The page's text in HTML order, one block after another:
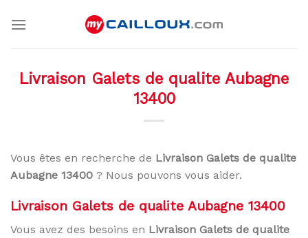
Livraison Galets de qualite Aubagne
13400
Vous êtes en recherche de Livraison Galets de qualite
Aubagne 13400 ? Nous pouvons vous aider.
Livraison Galets de qualite Aubagne 13400
Vous avez des besoins en Livraison Galets de qualite